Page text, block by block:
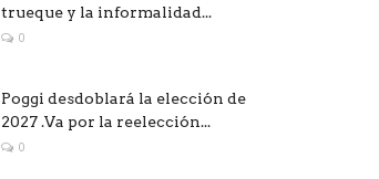
trueque y la informalidad...
0
Poggi desdoblará la elección de
2027 .Va por la reelección...
0